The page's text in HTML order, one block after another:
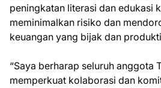
peningkatan literasi dan edukasi
meminimalkan risiko dan
keuangan yang bijak dan
“Saya berharap seluruh anggota
memperkuat kolaborasi dan